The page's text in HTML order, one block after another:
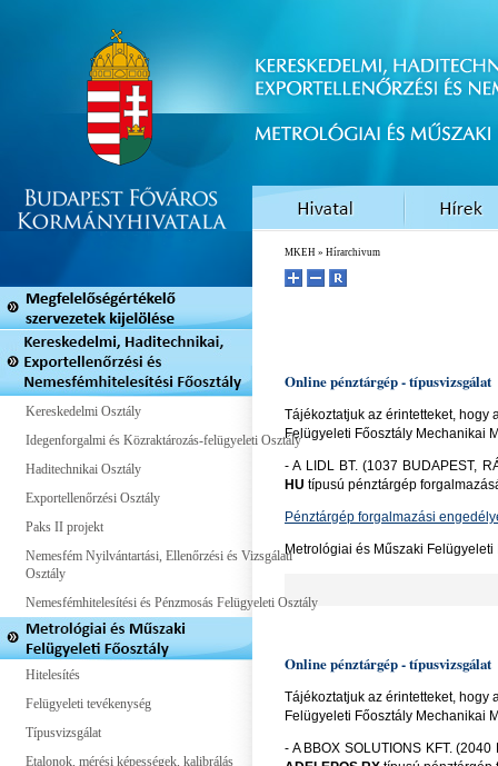
Kereskedelmi Osztály
Idegenforgalmi és Közraktározás-felügyeleti Osztály
Haditechnikai Osztály
Exportellenőrzési Osztály
Paks II projekt
Nemesfém Nyilvántartási, Ellenőrzési és Vizsgálati
Osztály
Nemesfémhitelesítési és Pénzmosás Felügyeleti Osztály
Hitelesítés
Felügyeleti tevékenység
Típusvizsgálat
Etalonok, mérési képességek, kalibrálás
MKEH » Hírarchivum
Online pénztárgép - típusvizsgálat
Tájékoztatjuk az érintetteket, hogy
Felügyeleti Főosztály Mechanikai
- A LIDL BT. (1037 BUDAPEST,
HU típusú pénztárgép
Pénztárgép forgalmazási
Metrológiai és Műszaki Felügyeleti
Online pénztárgép - típusvizsgálat
Tájékoztatjuk az érintetteket, hogy
Felügyeleti Főosztály Mechanikai
- A BBOX SOLUTIONS KFT.